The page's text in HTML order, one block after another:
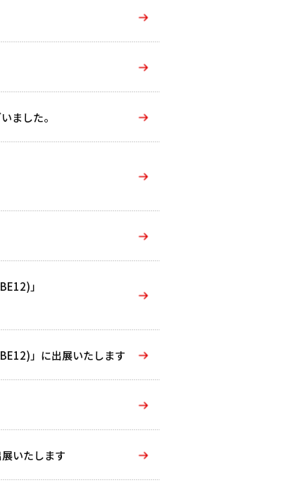
ました。
」
」に出展いたします
いたします